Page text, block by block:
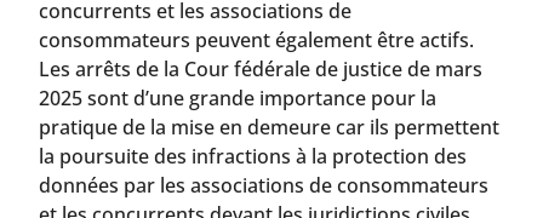
concurrents et les associations de
consommateurs peuvent également être actifs.
Les arrêts de la Cour fédérale de justice de mars
2025 sont d’une grande importance pour la
pratique de la mise en demeure car ils permettent
la poursuite des infractions à la protection des
données par les associations de consommateurs